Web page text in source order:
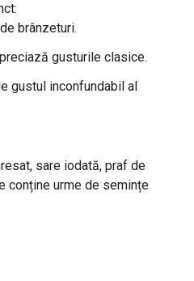
brânzeturi.
gusturile clasice.
gustul inconfundabil al
sare iodată, praf de
conține urme de semințe